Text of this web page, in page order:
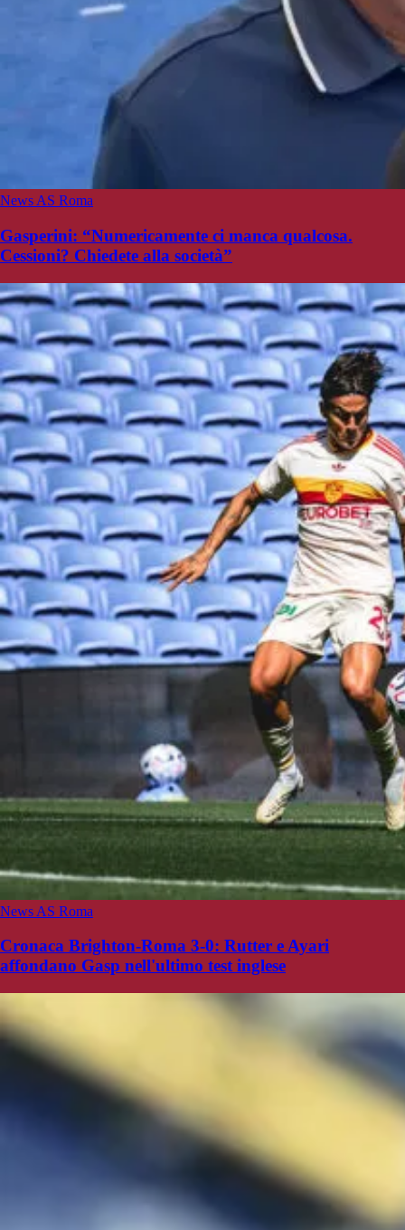
News AS Roma
Gasperini: “Numericamente ci manca qualcosa.
Cessioni? Chiedete alla società”
News AS Roma
Cronaca Brighton-Roma 3-0: Rutter e Ayari
affondano Gasp nell'ultimo test inglese